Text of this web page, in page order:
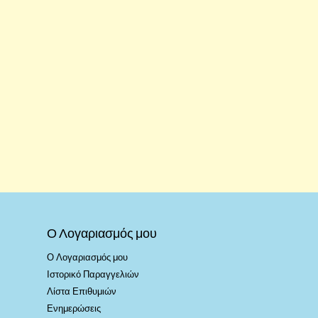
Ο Λογαριασμός μου
Ο Λογαριασμός μου
Ιστορικό Παραγγελιών
Λίστα Επιθυμιών
Ενημερώσεις